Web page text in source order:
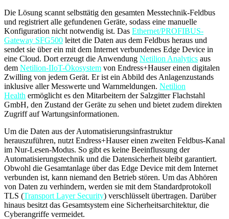
Die Lösung scannt selbsttätig den gesamten Messtechnik-Feldbus
und registriert alle gefundenen Geräte, sodass eine manuelle
Konfiguration nicht notwendig ist. Das Ethernet/PROFIBUS-
Gateway SFG500 leitet die Daten aus dem Feldbus heraus und
sendet sie über ein mit dem Internet verbundenes Edge Device in
eine Cloud. Dort erzeugt die Anwendung Netilion Analytics aus
dem Netilion-IIoT-Ökosystem von Endress+Hauser einen digitalen
Zwilling von jedem Gerät. Er ist ein Abbild des Anlagenzustands
inklusive aller Messwerte und Warnmeldungen. Netilion
Health ermöglicht es den Mitarbeitern der Salzgitter Flachstahl
GmbH, den Zustand der Geräte zu sehen und bietet zudem direkten
Zugriff auf Wartungsinformationen.
Um die Daten aus der Automatisierungsinfrastruktur
herauszuführen, nutzt Endress+Hauser einen zweiten Feldbus-Kanal
im Nur-Lesen-Modus. So gibt es keine Beeinflussung der
Automatisierungstechnik und die Datensicherheit bleibt garantiert.
Obwohl die Gesamtanlage über das Edge Device mit dem Internet
verbunden ist, kann niemand den Betrieb stören. Um das Abhören
von Daten zu verhindern, werden sie mit dem Standardprotokoll
TLS (Transport Layer Security) verschlüsselt übertragen. Darüber
hinaus besitzt das Gesamtsystem eine Sicherheitsarchitektur, die
Cyberangriffe vermeidet.